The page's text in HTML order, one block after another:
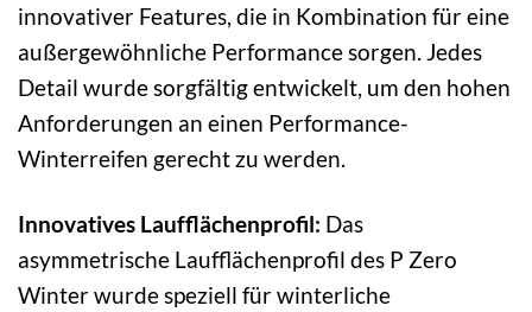
innovativer Features, die in Kombination für eine
außergewöhnliche Performance sorgen. Jedes
Detail wurde sorgfältig entwickelt, um den hohen
Anforderungen an einen Performance-
Winterreifen gerecht zu werden.
Innovatives Laufflächenprofil: Das
asymmetrische Laufflächenprofil des P Zero
Winter wurde speziell für winterliche